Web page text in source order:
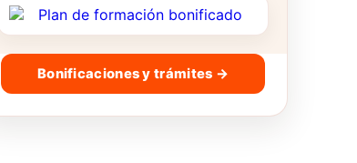
Bonificaciones y trámites →